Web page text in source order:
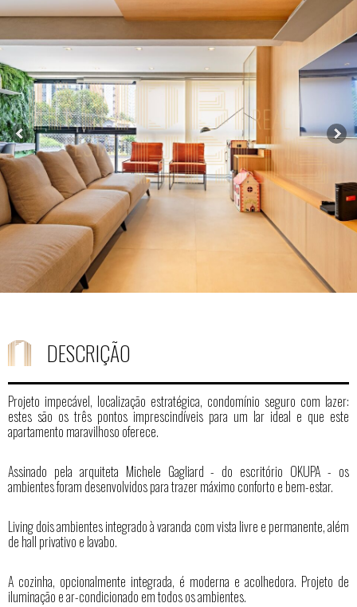
DESCRIÇÃO
Projeto impecável, localização estratégica, condomínio seguro com lazer:
estes são os três pontos imprescindíveis para um lar ideal e que este
apartamento maravilhoso oferece.
Assinado pela arquiteta Michele Gagliard - do escritório OKUPA - os
ambientes foram desenvolvidos para trazer máximo conforto e bem-estar.
Living dois ambientes integrado à varanda com vista livre e permanente, além
de hall privativo e lavabo.
A cozinha, opcionalmente integrada, é moderna e acolhedora. Projeto de
iluminação e ar-condicionado em todos os ambientes.